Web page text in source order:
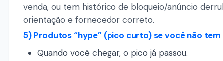
venda, ou tem histórico de bloqueio/anúncio
orientação e fornecedor correto.
5) Produtos “hype” (pico curto) se você não
Quando você chegar, o pico já passou.